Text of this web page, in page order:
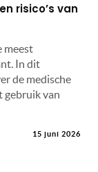
risico’s van
meest
In dit
de medische
gebruik van
15 juni 2026